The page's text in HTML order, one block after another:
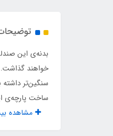
بدنه‌ی این
خواهند
سنگین‌تر
ساخت پارچه‌ی
مشاهده